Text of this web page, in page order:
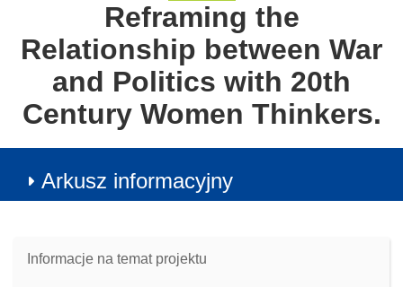
Reframing the
Relationship between War
and Politics with 20th
Century Women Thinkers.
Arkusz informacyjny
Informacje na temat projektu